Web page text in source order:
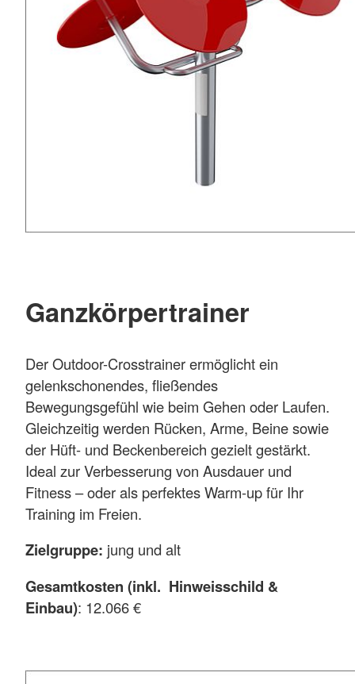
Ganzkörpertrainer
Der Outdoor-Crosstrainer ermöglicht ein
gelenkschonendes, fließendes
Bewegungsgefühl wie beim Gehen oder Laufen.
Gleichzeitig werden Rücken, Arme, Beine sowie
der Hüft- und Beckenbereich gezielt gestärkt.
Ideal zur Verbesserung von Ausdauer und
Fitness – oder als perfektes Warm-up für Ihr
Training im Freien.
Zielgruppe: jung und alt
Gesamtkosten (inkl. Hinweisschild &
Einbau): 12.066 €